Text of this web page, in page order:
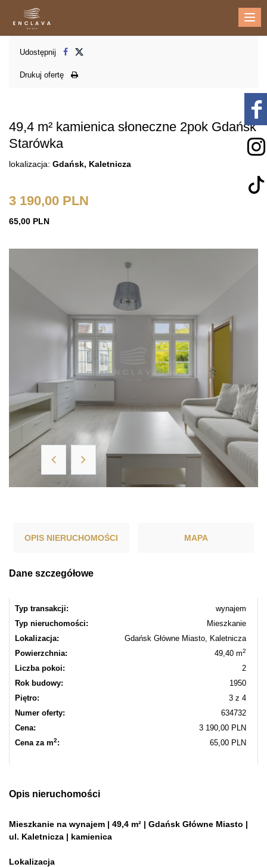
Udostępnij
Drukuj ofertę
49,4 m² kamienica słoneczne 2pok Gdańsk
Starówka
lokalizacja: Gdańsk, Kaletnicza
3 190,00 PLN
65,00 PLN
OPIS NIERUCHOMOŚCI MAPA
Dane szczegółowe
Typ transakcji:
wynajem
Typ nieruchomości:
Mieszkanie
Lokalizacja:
Gdańsk Główne Miasto, Kaletnicza
Powierzchnia:
49,40 m2
Liczba pokoi:
2
Rok budowy:
1950
Piętro:
3 z 4
Numer oferty:
634732
Cena:
3 190,00 PLN
Cena za m2: 65,00 PLN
Opis nieruchomości
Mieszkanie na wynajem | 49,4 m² | Gdańsk Główne Miasto |
ul. Kaletnicza | kamienica
Lokalizacja